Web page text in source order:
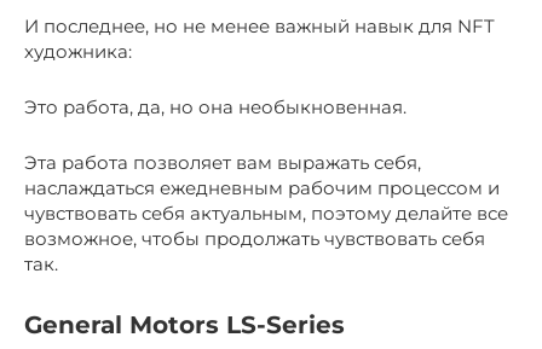
И последнее, но не менее важный навык для NFT
художника:
Это работа, да, но она необыкновенная.
Эта работа позволяет вам выражать себя,
наслаждаться ежедневным рабочим процессом и
чувствовать себя актуальным, поэтому делайте все
возможное, чтобы продолжать чувствовать себя
так.
General Motors LS-Series